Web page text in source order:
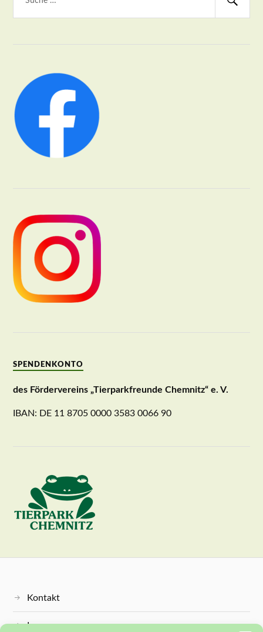
SPENDENKONTO
des Fördervereins „Tierparkfreunde Chemnitz“ e. V.
IBAN: DE 11 8705 0000 3583 0066 90
Kontakt
Impressum